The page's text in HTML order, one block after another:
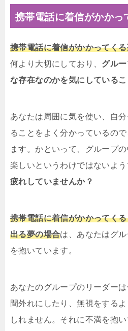
携帯電話に着信がかかっ
携帯電話に着信がかかってく
何より大切にしており、 グル
な存在なのかを気にしているこ
あなたは周囲に気を使い、自
ることをよく分かっているの
ます。かといって、グループ
楽しいというわけではないよう
疲れしていませんか？
携帯電話に着信がかかってく
出る夢の場合は、あなたはグ
を抱いています。
あなたのグループのリーダー
間外れにしたり、無視をする
しれません。それに不満を抱